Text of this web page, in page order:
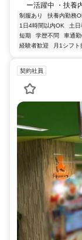
ー活躍中 ・扶養
制服あり 扶養内勤務
1日4時間以内OK
土
短期
学歴不問 車通
経験者歓迎
月1シフト
契約社員